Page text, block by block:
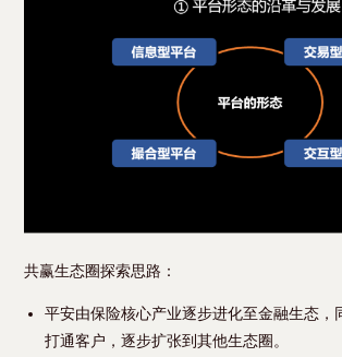
共赢生态圈探索思路：
平安由保险核心产业逐步进化至金融生态，
打通客户，逐步扩张到其他生态圈。